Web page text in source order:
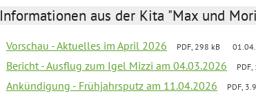
Informationen aus der Kita "Max und
Vorschau - Aktuelles im April 2026 PDF, 298 kB
Bericht - Ausflug zum Igel Mizzi am 04.03.2026
Ankündigung - Frühjahrsputz am 11.04.2026 PDF,